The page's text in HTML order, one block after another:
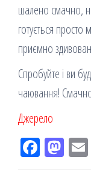
шалено смачно,
готується
приємно
Спробуйте і ви
чаювання!
Джерело
Fac M